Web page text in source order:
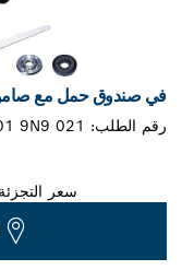
في صندوق حمل مع
رقم الطلب:9N9 021
سعر التجزئة